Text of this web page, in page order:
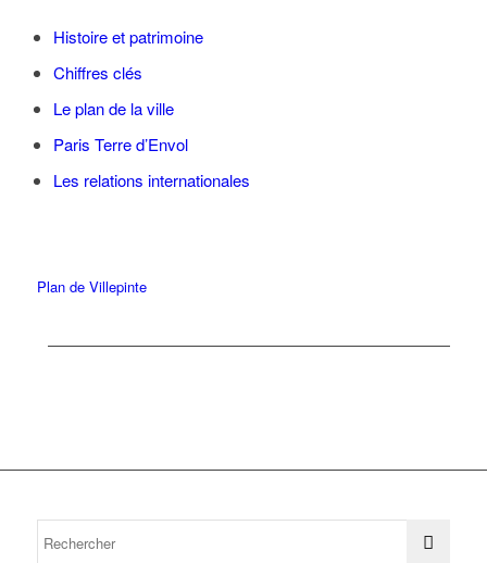
Histoire et patrimoine
Chiffres clés
Le plan de la ville
Paris Terre d’Envol
Les relations internationales
Plan de Villepinte